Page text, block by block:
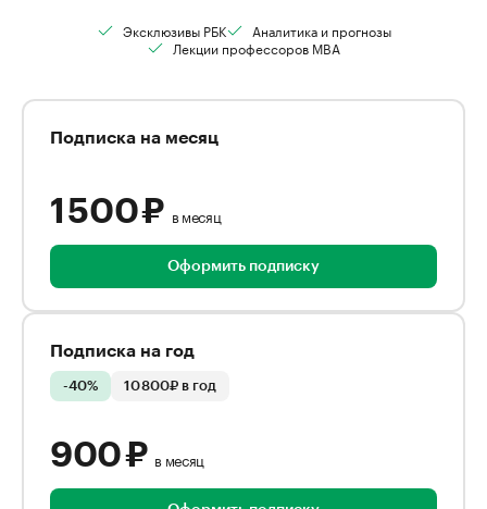
Эксклюзивы РБК
Аналитика и прогнозы
Лекции профессоров MBA
Подписка на месяц
1 500 ₽ в месяц
Оформить подписку
Подписка на год
-40% 10 800₽ в год
900 ₽ в месяц